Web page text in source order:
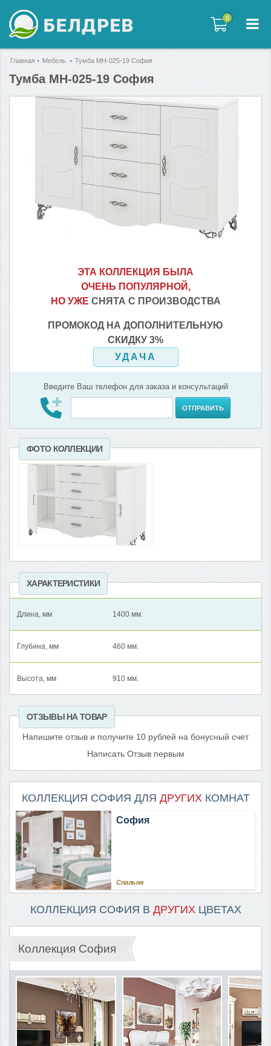
0
0
Главная Мебель Тумба МН-025-19 София
Тумба МН-025-19 София
ЭТА КОЛЛЕКЦИЯ БЫЛА
ОЧЕНЬ ПОПУЛЯРНОЙ,
НО УЖЕ СНЯТА С ПРОИЗВОДСТВА
ПРОМОКОД НА ДОПОЛНИТЕЛЬНУЮ
СКИДКУ 3%
УДАЧА
Введите Ваш телефон для заказа и консультаций
ОТПРАВИТЬ
ФОТО КОЛЛЕКЦИИ
ХАРАКТЕРИСТИКИ
Длина, мм 1400 мм.
Глубина, мм 460 мм.
Высота, мм 910 мм.
ОТЗЫВЫ НА ТОВАР
Напишите отзыв и получите 10 рублей на бонусный счет
Написать Отзыв первым
КОЛЛЕКЦИЯ СОФИЯ ДЛЯ ДРУГИХ КОМНАТ
София
Спальня
КОЛЛЕКЦИЯ СОФИЯ В ДРУГИХ ЦВЕТАХ
Коллекция София